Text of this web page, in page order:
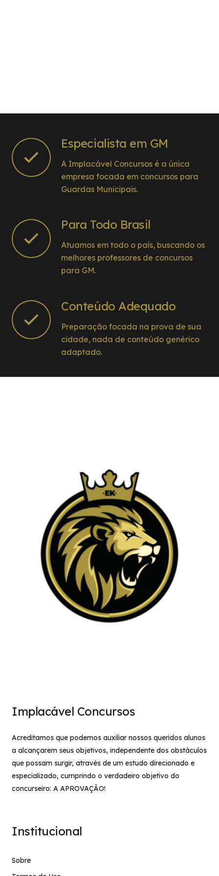
Especialista em GM
A Implacável Concursos é a única
empresa focada em concursos para
Guardas Municipais.
Para Todo Brasil
Atuamos em todo o país, buscando os
melhores professores de concursos
para GM.
Conteúdo Adequado
Preparação focada na prova de sua
cidade, nada de conteúdo genérico
adaptado.
Implacável Concursos
Acreditamos que podemos auxiliar nossos queridos alunos
a alcançarem seus objetivos, independente dos obstáculos
que possam surgir, através de um estudo direcionado e
especializado, cumprindo o verdadeiro objetivo do
concurseiro: A APROVAÇÃO!
Institucional
Sobre